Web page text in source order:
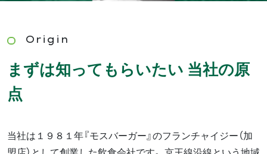
Origin
まずは知ってもらいたい 当社の原
点
当社は１９８１年『モスバーガー』のフランチャイジー（加